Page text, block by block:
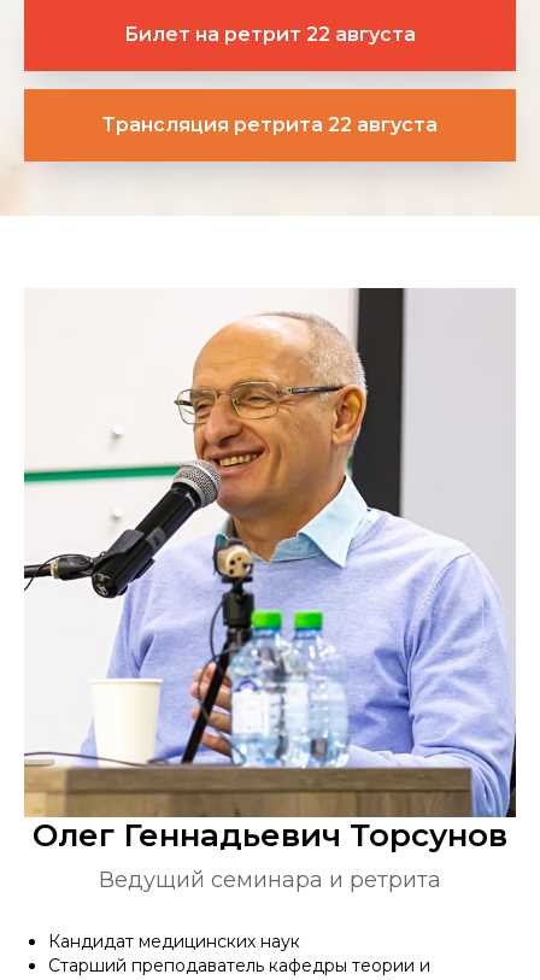
Билет на ретрит 22 августа
Трансляция ретрита 22 августа
Олег Геннадьевич Торсунов
Ведущий семинара и ретрита
Кандидат медицинских наук
Старший преподаватель кафедры теории и